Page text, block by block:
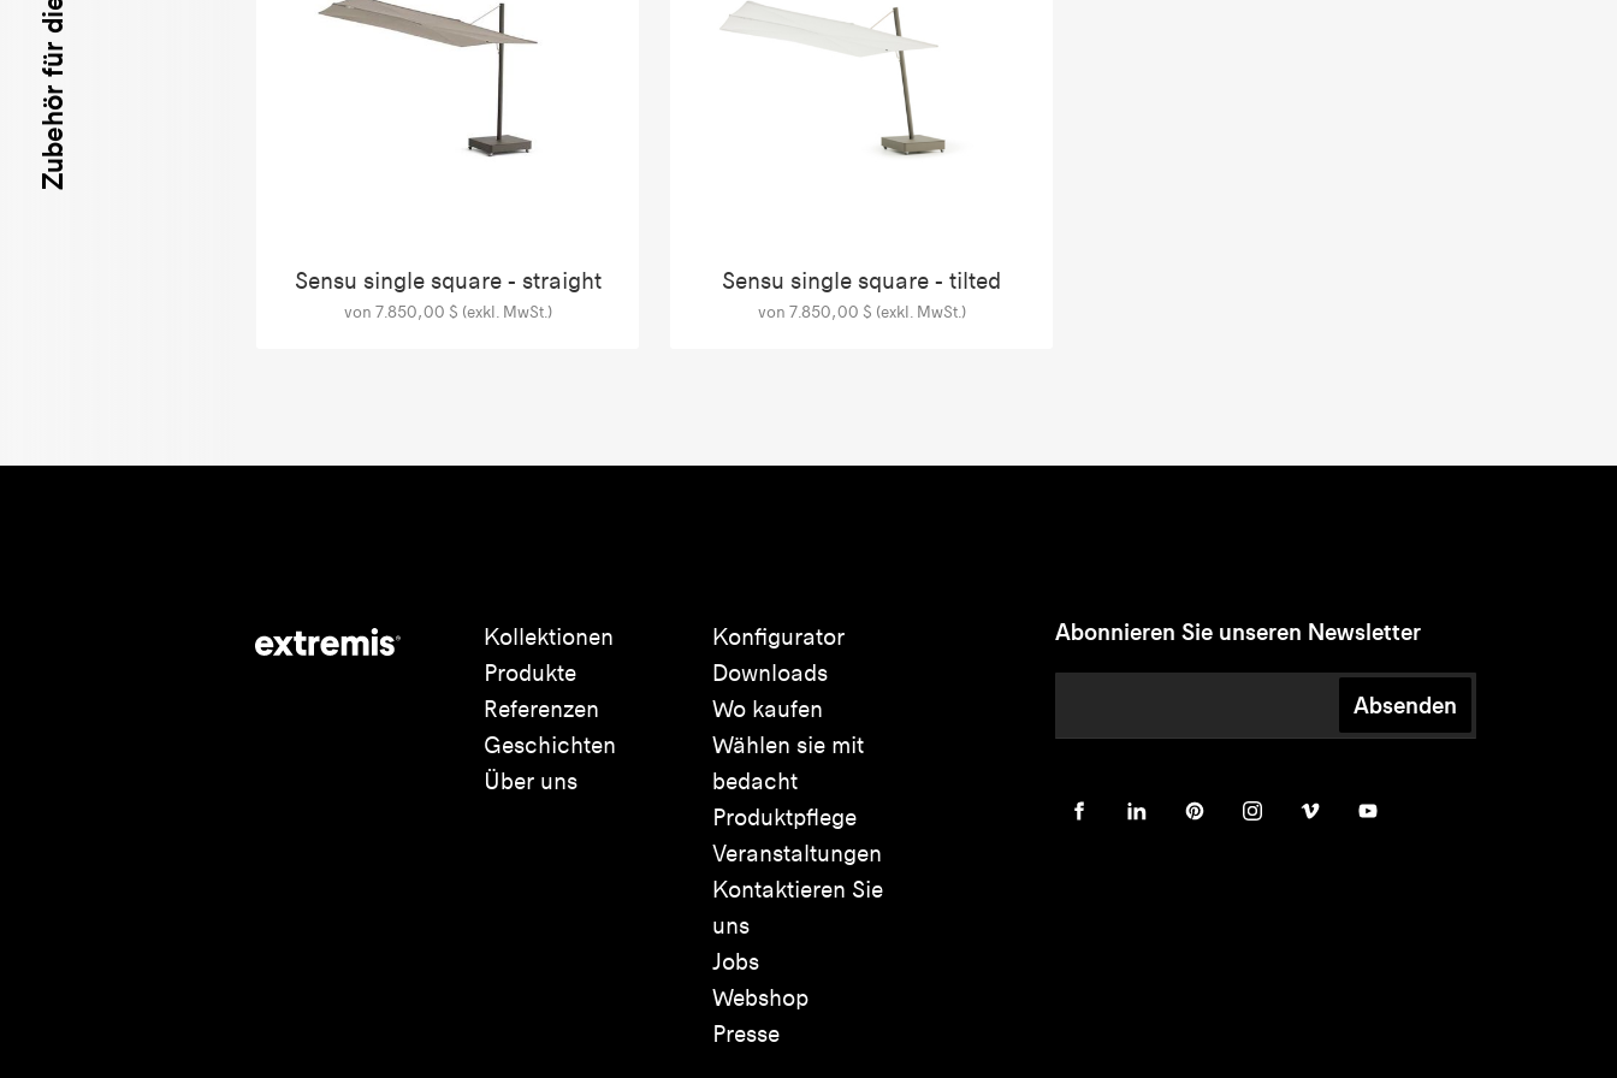
Sensu single square - straight
von 7.850,00 $ (exkl. MwSt.)
Sensu single square - tilted
von 7.850,00 $ (exkl. MwSt.)
Kollektionen
Produkte
Referenzen
Geschichten
Über uns
Konfigurator
Downloads
Wo kaufen
Wählen sie mit
bedacht
Produktpflege
Veranstaltungen
Kontaktieren Sie
uns
Jobs
Webshop
Presse
Abonnieren Sie unseren Newsletter
Absenden